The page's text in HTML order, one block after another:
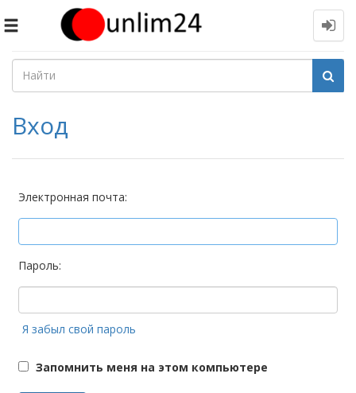
Toggle
navigation
Вход
Электронная почта:
Пароль:
Я забыл свой пароль
Запомнить меня на этом компьютере